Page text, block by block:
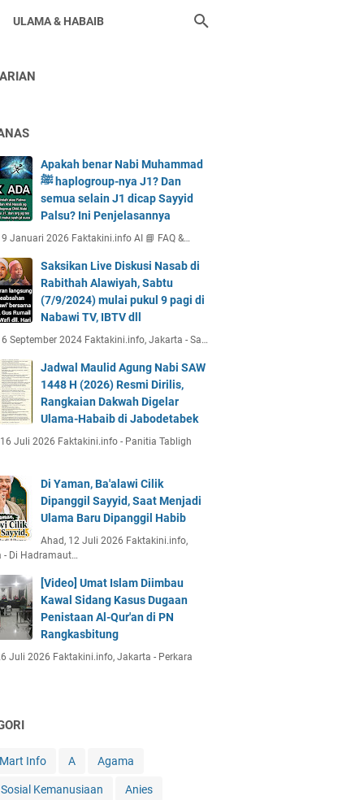
ULAMA & HABAIB
Apakah benar Nabi Muhammad
ﷺ haplogroup-nya J1? Dan
semua selain J1 dicap Sayyid
Palsu? Ini Penjelasannya
Januari 2026 Faktakini.info AI 📘 FAQ &…
Saksikan Live Diskusi Nasab di
Rabithah Alawiyah, Sabtu
(7/9/2024) mulai pukul 9 pagi di
Nabawi TV, IBTV dll
September 2024 Faktakini.info, Jakarta - Sa…
Jadwal Maulid Agung Nabi SAW
1448 H (2026) Resmi Dirilis,
Rangkaian Dakwah Digelar
Ulama-Habaib di Jabodetabek
Juli 2026 Faktakini.info - Panitia Tabligh
Di Yaman, Ba'alawi Cilik
Dipanggil Sayyid, Saat Menjadi
Ulama Baru Dipanggil Habib
Ahad, 12 Juli 2026 Faktakini.info,
- Di Hadramaut…
[Video] Umat Islam Diimbau
Kawal Sidang Kasus Dugaan
Penistaan Al-Qur'an di PN
Rangkasbitung
Juli 2026 Faktakini.info, Jakarta - Perkara
Info A Agama
Kemanusiaan Anies